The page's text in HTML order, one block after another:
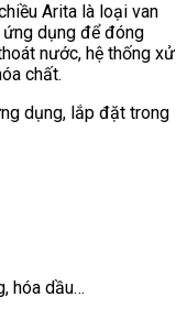
Arita là loại van
dụng để đóng
nước, hệ thống xử
chất.
dụng, lắp đặt trong
hóa dầu…